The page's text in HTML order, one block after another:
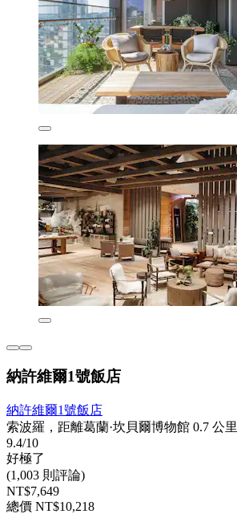
納許維爾1號飯店
納許維爾1號飯店
索波羅，距離葛蘭·坎貝爾博物館 0.7 公里
9.4/10
好極了
(1,003 則評論)
NT$7,649
總價 NT$10,218